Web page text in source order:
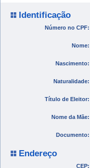
Identificação
Número no CPF:
Nome:
Nascimento:
Naturalidade:
Título de Eleitor:
Nome da Mãe:
Documento:
Endereço
CEP: